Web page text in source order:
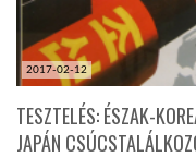
2017-02-12
TESZTELÉS: ÉSZAK-
JAPÁN